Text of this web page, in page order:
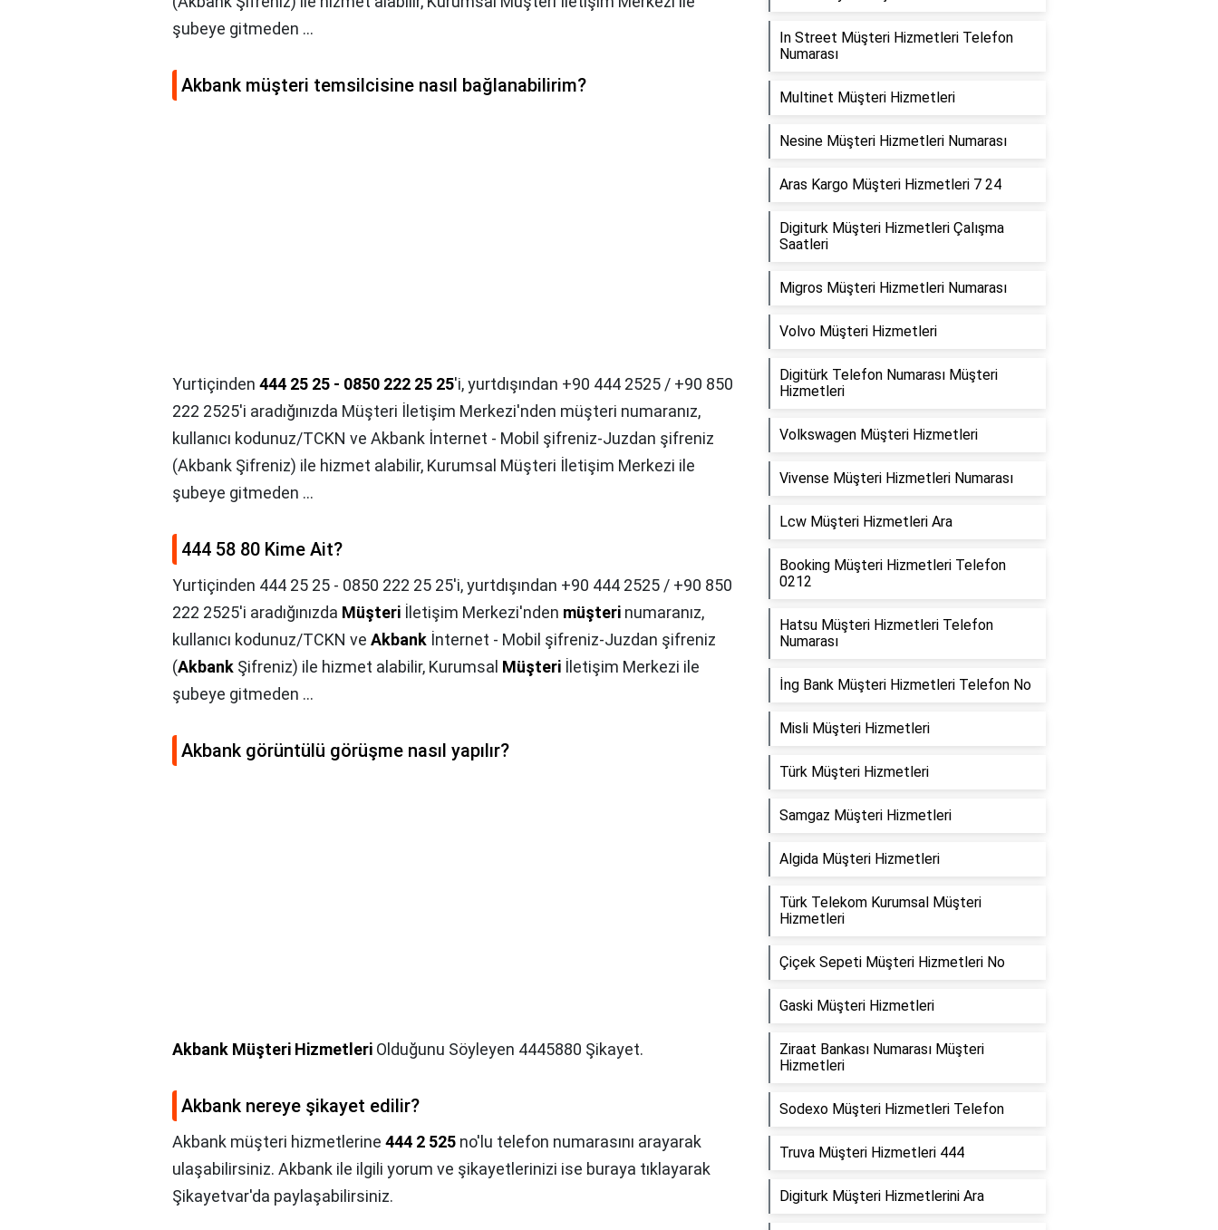
şubeye gitmeden ...
Akbank müşteri temsilcisine nasıl bağlanabilirim?
Yurtiçinden 444 25 25 - 0850 222 25 25'i, yurtdışından +90 444 2525 / +90 850
222 2525'i aradığınızda Müşteri İletişim Merkezi'nden müşteri numaranız,
kullanıcı kodunuz/TCKN ve Akbank İnternet - Mobil şifreniz-Juzdan şifreniz
(Akbank Şifreniz) ile hizmet alabilir, Kurumsal Müşteri İletişim Merkezi ile
şubeye gitmeden ...
444 58 80 Kime Ait?
Yurtiçinden 444 25 25 - 0850 222 25 25'i, yurtdışından +90 444 2525 / +90 850
222 2525'i aradığınızda Müşteri İletişim Merkezi'nden müşteri numaranız,
kullanıcı kodunuz/TCKN ve Akbank İnternet - Mobil şifreniz-Juzdan şifreniz
(Akbank Şifreniz) ile hizmet alabilir, Kurumsal Müşteri İletişim Merkezi ile
şubeye gitmeden ...
Akbank görüntülü görüşme nasıl yapılır?
Akbank Müşteri Hizmetleri Olduğunu Söyleyen 4445880 Şikayet.
Akbank nereye şikayet edilir?
Akbank müşteri hizmetlerine 444 2 525 no'lu telefon numarasını arayarak
ulaşabilirsiniz. Akbank ile ilgili yorum ve şikayetlerinizi ise buraya tıklayarak
Şikayetvar'da paylaşabilirsiniz.
In Street Müşteri Hizmetleri Telefon
Numarası
Multinet Müşteri Hizmetleri
Nesine Müşteri Hizmetleri Numarası
Aras Kargo Müşteri Hizmetleri 7 24
Digiturk Müşteri Hizmetleri Çalışma
Saatleri
Migros Müşteri Hizmetleri Numarası
Volvo Müşteri Hizmetleri
Digitürk Telefon Numarası Müşteri
Hizmetleri
Volkswagen Müşteri Hizmetleri
Vivense Müşteri Hizmetleri Numarası
Lcw Müşteri Hizmetleri Ara
Booking Müşteri Hizmetleri Telefon
0212
Hatsu Müşteri Hizmetleri Telefon
Numarası
İng Bank Müşteri Hizmetleri Telefon No
Misli Müşteri Hizmetleri
Türk Müşteri Hizmetleri
Samgaz Müşteri Hizmetleri
Algida Müşteri Hizmetleri
Türk Telekom Kurumsal Müşteri
Hizmetleri
Çiçek Sepeti Müşteri Hizmetleri No
Gaski Müşteri Hizmetleri
Ziraat Bankası Numarası Müşteri
Hizmetleri
Sodexo Müşteri Hizmetleri Telefon
Truva Müşteri Hizmetleri 444
Digiturk Müşteri Hizmetlerini Ara